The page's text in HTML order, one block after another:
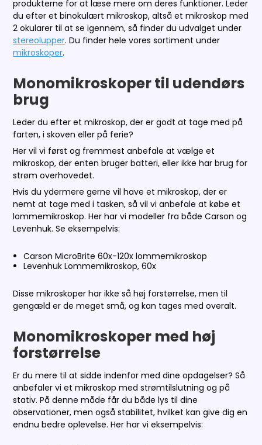
produkterne for at læse mere om deres funktioner. Leder
du efter et binokulært mikroskop, altså et mikroskop med
2 okularer til at se igennem, så finder du udvalget under
stereolupper. Du finder hele vores sortiment under
mikroskoper.
Monomikroskoper til udendørs
brug
Leder du efter et mikroskop, der er godt at tage med på
farten, i skoven eller på ferie?
Her vil vi først og fremmest anbefale at vælge et
mikroskop, der enten bruger batteri, eller ikke har brug for
strøm overhovedet.
Hvis du ydermere gerne vil have et mikroskop, der er
nemt at tage med i tasken, så vil vi anbefale at købe et
lommemikroskop. Her har vi modeller fra både Carson og
Levenhuk. Se eksempelvis:
Carson MicroBrite 60x-120x lommemikroskop
Levenhuk Lommemikroskop, 60x
Disse mikroskoper har ikke så høj forstørrelse, men til
gengæld er de meget små, og kan tages med overalt.
Monomikroskoper med høj
forstørrelse
Er du mere til at sidde indenfor med dine opdagelser? Så
anbefaler vi et mikroskop med strømtilslutning og på
stativ. På denne måde får du både lys til dine
observationer, men også stabilitet, hvilket kan give dig en
endnu bedre oplevelse. Her har vi eksempelvis: